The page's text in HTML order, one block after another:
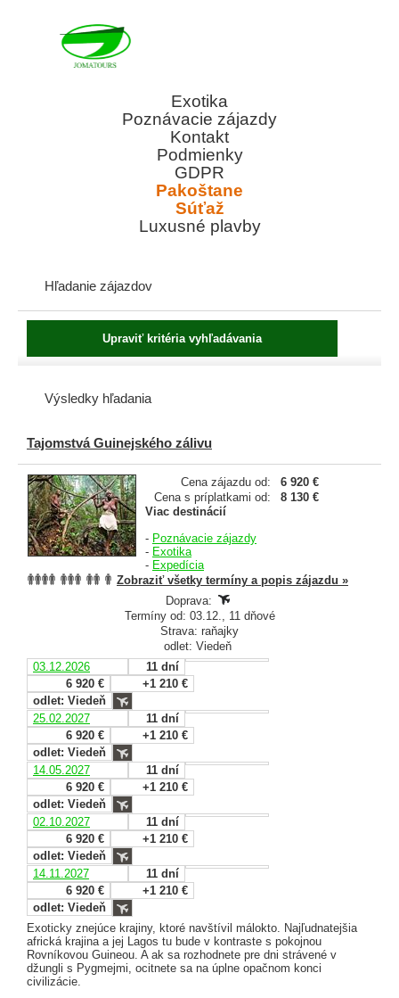
Exotika
Poznávacie zájazdy
Kontakt
Podmienky
GDPR
Pakoštane
Súťaž
Luxusné plavby
Hľadanie zájazdov
Výsledky hľadania
Tajomstvá Guinejského zálivu
Cena zájazdu od:
6 920 €
Cena s príplatkami od:
8 130 €
Viac destinácií
- Poznávacie zájazdy
- Exotika
- Expedícia
Zobraziť všetky termíny a popis zájazdu »
Doprava:
Termíny od: 03.12., 11 dňové
Strava: raňajky
odlet: Viedeň
03.12.2026
11 dní
6 920 €
+1 210 €
odlet: Viedeň
25.02.2027
11 dní
6 920 €
+1 210 €
odlet: Viedeň
14.05.2027
11 dní
6 920 €
+1 210 €
odlet: Viedeň
02.10.2027
11 dní
6 920 €
+1 210 €
odlet: Viedeň
14.11.2027
11 dní
6 920 €
+1 210 €
odlet: Viedeň
Exoticky znejúce krajiny, ktoré navštívil málokto. Najľudnatejšia
africká krajina a jej Lagos tu bude v kontraste s pokojnou
Rovníkovou Guineou. A ak sa rozhodnete pre dni strávené v
džungli s Pygmejmi, ocitnete sa na úplne opačnom konci
civilizácie.